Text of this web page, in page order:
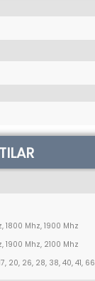
1800 Mhz, 1900 Mhz
1900 Mhz, 2100 Mhz
20, 26, 28, 38, 40, 41, 66